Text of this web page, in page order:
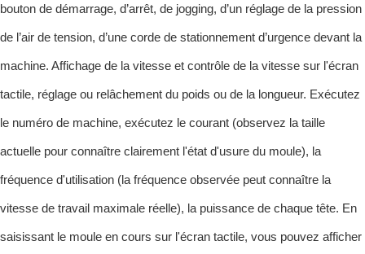
bouton de démarrage, d’arrêt, de jogging, d’un réglage de la pression
de l’air de tension, d’une corde de stationnement d’urgence devant la
machine. Affichage de la vitesse et contrôle de la vitesse sur l'écran
tactile, réglage ou relâchement du poids ou de la longueur. Exécutez
le numéro de machine, exécutez le courant (observez la taille
actuelle pour connaître clairement l'état d'usure du moule), la
fréquence d'utilisation (la fréquence observée peut connaître la
vitesse de travail maximale réelle), la puissance de chaque tête. En
saisissant le moule en cours sur l'écran tactile, vous pouvez afficher